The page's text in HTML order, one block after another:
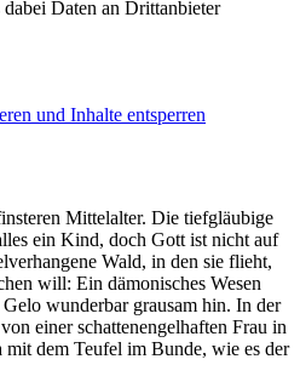
Daten an Drittanbieter
und Inhalte entsperren
Mittelalter. Die tiefgläubige
ein Kind, doch Gott ist nicht auf
Wald, in den sie flieht,
will: Ein dämonisches Wesen
wunderbar grausam hin. In der
einer schattenengelhaften Frau in
mit dem Teufel im Bunde, wie es der